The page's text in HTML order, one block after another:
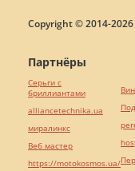
Copyright © 2014-
Партнёры
Серьги с
бриллиантами
alliancetechnika.ua
миралинкс
Веб мастер
https://motokosmos.ua/